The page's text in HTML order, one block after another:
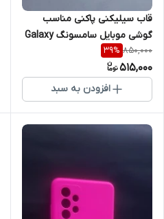
قاب سیلیکنی پاکنی مناسب
گوشی موبایل سامسونگ Galaxy
M51
850,000
39%
515,000
افزودن به سبد